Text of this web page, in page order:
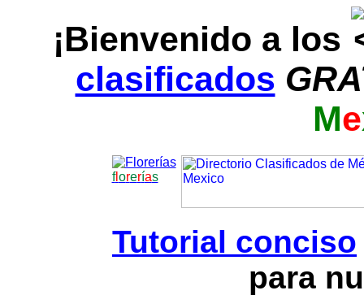
¡Bienvenido a los
clasificados
Me
florerías
Tutorial conciso
para